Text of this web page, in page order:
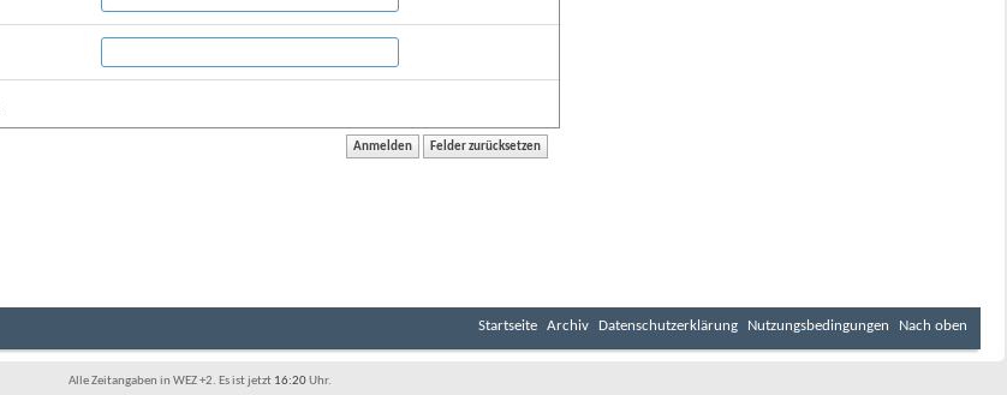
Startseite Archiv Datenschutzerklärung Nutzungsbedingungen Nach oben
Alle Zeitangaben in WEZ +2. Es ist jetzt 16:20Uhr.